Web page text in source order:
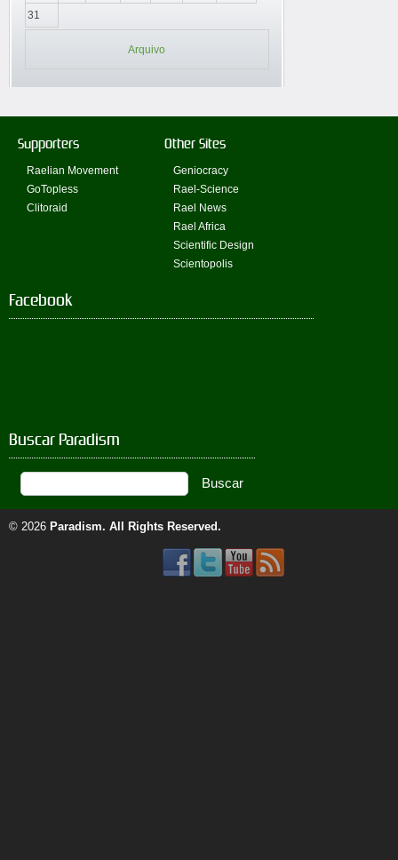
31
Arquivo
Supporters
Raelian Movement
GoTopless
Clitoraid
Other Sites
Geniocracy
Rael-Science
Rael News
Rael Africa
Scientific Design
Scientopolis
Facebook
Buscar Paradism
© 2026 Paradism. All Rights Reserved.